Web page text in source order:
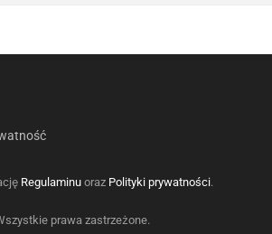
Regulaminu oraz Polityki prywatności.
prawa zastrzeżone.